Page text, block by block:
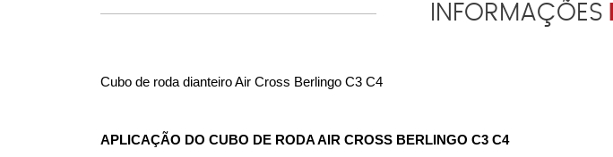
INFORMAÇÕES
Cubo de roda dianteiro Air Cross Berlingo C3 C4
APLICAÇÃO DO CUBO DE RODA AIR CROSS BERLINGO C3 C4